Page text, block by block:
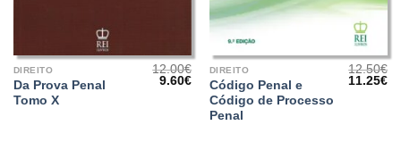
DIREITO
Da Prova Penal
Tomo X
12.00€
O
9.60€O
preço
atual
DIREITO
Código Penal e
Código de Processo
Penal
12.50€
O
11.25€O